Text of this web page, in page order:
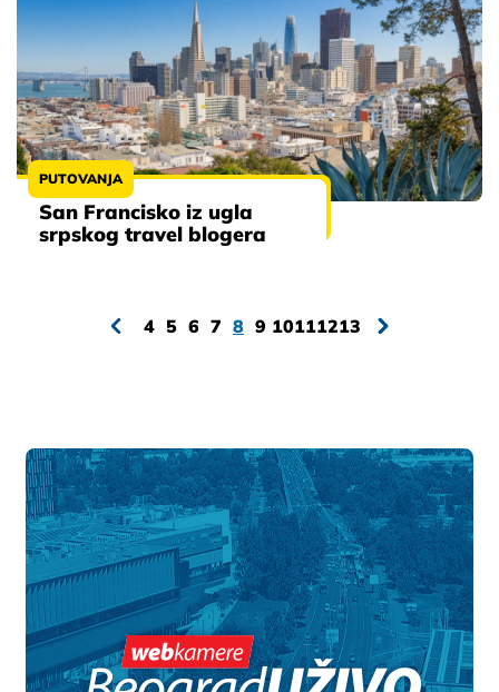
PUTOVANJA
San Francisko iz ugla
srpskog travel blogera
4 5 6 7 8 9 10111213